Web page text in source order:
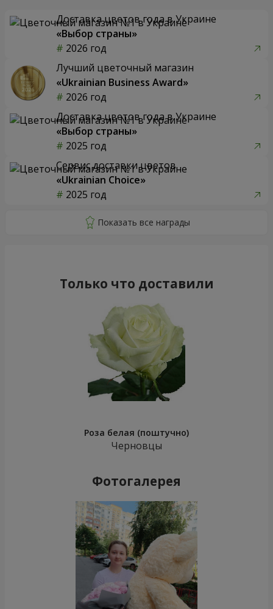
Доставка цветов года в Украине
«Выбор страны»
2026 год
Лучший цветочный магазин
«Ukrainian Business Award»
2026 год
Доставка цветов года в Украине
«Выбор страны»
2025 год
Сервис доставки цветов
«Ukrainian Choice»
2025 год
Только что доставили
Роза белая (поштучно)
Черновцы
Фотогалерея